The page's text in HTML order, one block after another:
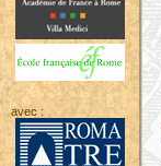
avec :